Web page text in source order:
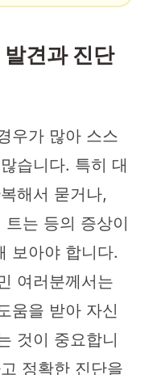
견과 진단
우가 많아 스스
습니다. 특히 대
해서 묻거나,
는 등의 증상이
보아야 합니다.
여러분께서는
움을 받아 자신
것이 중요합니
정확한 진단을